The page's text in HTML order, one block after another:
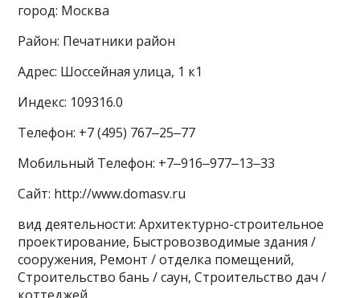
город: Москва
Район: Печатники район
Адрес: Шоссейная улица, 1 к1
Индекс: 109316.0
Телефон: +7 (495) 767‒25‒77
Мобильный Телефон: +7‒916‒977‒13‒33
Сайт: http://www.domasv.ru
вид деятельности: Архитектурно-строительное
проектирование, Быстровозводимые здания /
сооружения, Ремонт / отделка помещений,
Строительство бань / саун, Строительство дач /
коттеджей